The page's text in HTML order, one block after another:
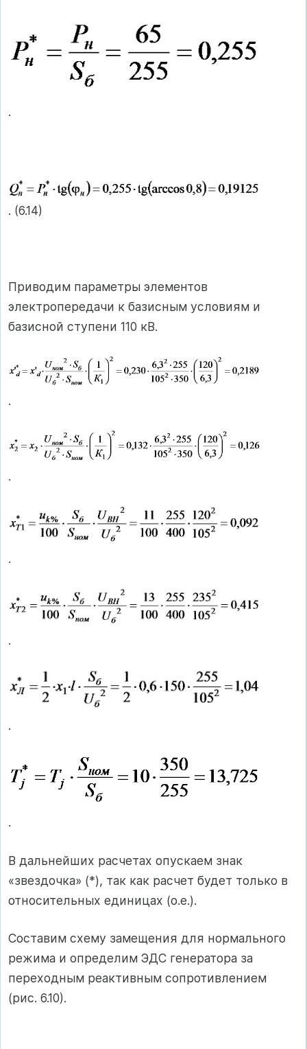
.
. (6.14)
Приводим параметры элементов
электропередачи к базисным условиям и
базисной ступени 110 кВ.
.
.
.
.
.
.
В дальнейших расчетах опускаем знак
«звездочка» (*), так как расчет будет только в
относительных единицах (о.е.).
Составим схему замещения для нормального
режима и определим ЭДС генератора за
переходным реактивным сопротивлением
(рис. 6.10).